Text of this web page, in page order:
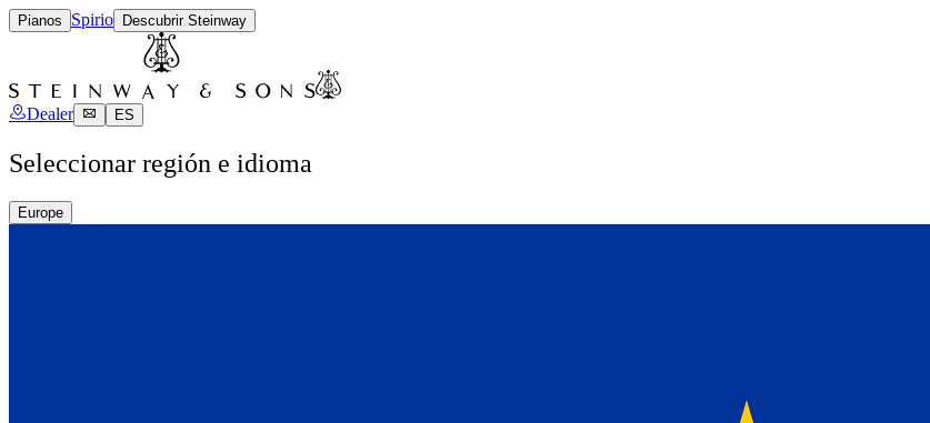
Pianos Spirio Descubrir Steinway
Dealer ES
Seleccionar región e idioma
Europe